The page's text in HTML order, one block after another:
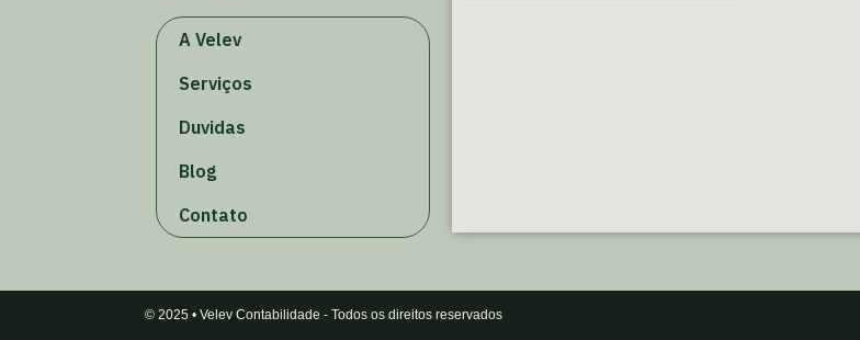
A Velev
Serviços
Duvidas
Blog
Contato
© 2025 • Velev Contabilidade - Todos os direitos reservados